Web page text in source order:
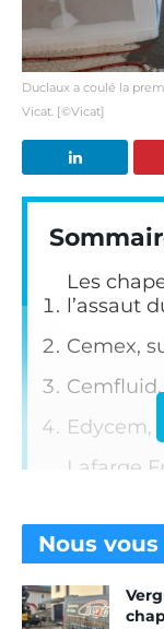
Duclaux a coulé la
Vicat. [©Vicat]
Les
l’assaut
Cemex,
Edycem,
Lafarge
Sika,
Vicat,
Nous vous